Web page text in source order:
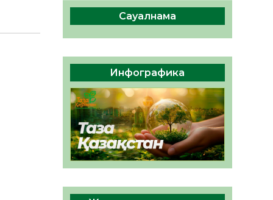
04.08.2026 47 0
Құрылтай: Қызылордада
1344 комиссия мүшесінің
04.08.2026
38 0
ҚҰРЫЛТАЙ САЙЛАУЫ – ЕЛ
БІРЛІГІ МЕН АЗАМАТТЫҚ
ЖАУАПКЕРШІЛІКТІҢ
КӨРІНІСІ
04.08.2026 51 0
Сауалнама
Инфографика